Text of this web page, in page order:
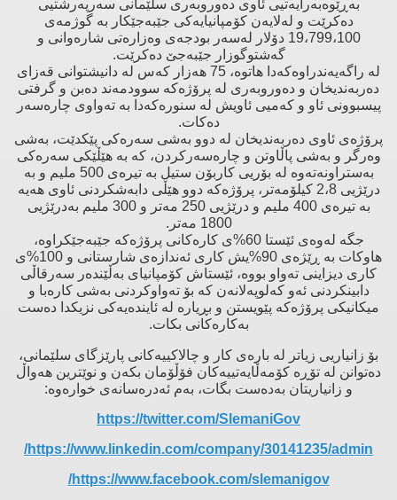
بەڕێوەبەرایەتیی ئاوی دەوروبەری سلێمانی سەرپەرشتیی
دەكرێت و لەلایەن كۆمپانیایەكی جێبەجێكار بە گوژمەی
19،799،100 دۆلار لەسەر بودجەی وەزارەتی شارەوانی و
گەشتوگوزار جێبەجێ‌ دەكرێت.
لە راگەیەندراوەكەدا هاتوە، 75 هەزار كەس لە دانیشتوانی قەزای
دەربەندیخان و دەوروبەری لە پرۆژەكە سوودمەند دەبن ‌و گرفتی
پیسبوونی ئاو و كەمیی ئاویش لە سنورەكەدا بە تەواوی چارەسەر
دەكات.
پرۆژەی ئاوی دەربەندیخان لە دوو بەشی سەرەكی پێكدێت، بەشی
وەرگر و بەشی پاڵاوتن و چارەسەركردن، كە بە هێڵێكی سەرەكی
بەستراونەتەوە لە بۆریی كاربۆن ستیل بە تیرەی 500 ملیم و بە
درێژیی 2،8 كیلۆمەتر، پرۆژەكە دوو هێڵی دابەشكردنی ئاوی هەیە
بە تیرەی 400 ملیم و درێژیی 250 مەتر و 300 ملیم بەدرێژیی
1800 مەتر.
جگە لەوەی ئێستا 60%ی كارەكانی پرۆژەكە جێبەجێكراوە،
هاوكات بە ڕێژەی 90%یش كاری ئەندازەی شارستانی و 100%ی
كاری دیزاینی تەواو بووە، ئێستاش كۆمپانیای بەڵێندەر سەرقاڵی
دابینكردنی ئەو كەلوپەلانەن كە بۆ تەواوكردنی بەشی كارەبا و
میكانیكی پرۆژەكە پێویستن و بڕیارە لە ئایندەیەكی نزیكدا دەست
بەكارەكانی بكات.
بۆ زانیاریی زیاتر لە بارەی كار ‌و چالاكییەكانی پارێزگای سلێمانی،
دەتوانن لە تۆڕە كۆمەڵایەتییەكان فۆڵۆمان بكەن ‌و نوێترین هەواڵ
‌و زانیاریتان بەدەست بگات، بەم ئەدرەسانەی خوارەوە:
https://twitter.com/SlemaniGov
https://www.linkedin.com/company/30141235/admin/
https://www.facebook.com/slemanigov/